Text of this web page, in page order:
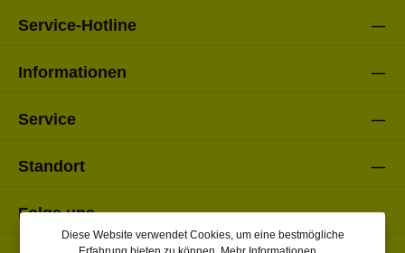
Service-Hotline
Informationen
Service
Standort
Folge uns
Diese Website verwendet Cookies, um eine bestmögliche